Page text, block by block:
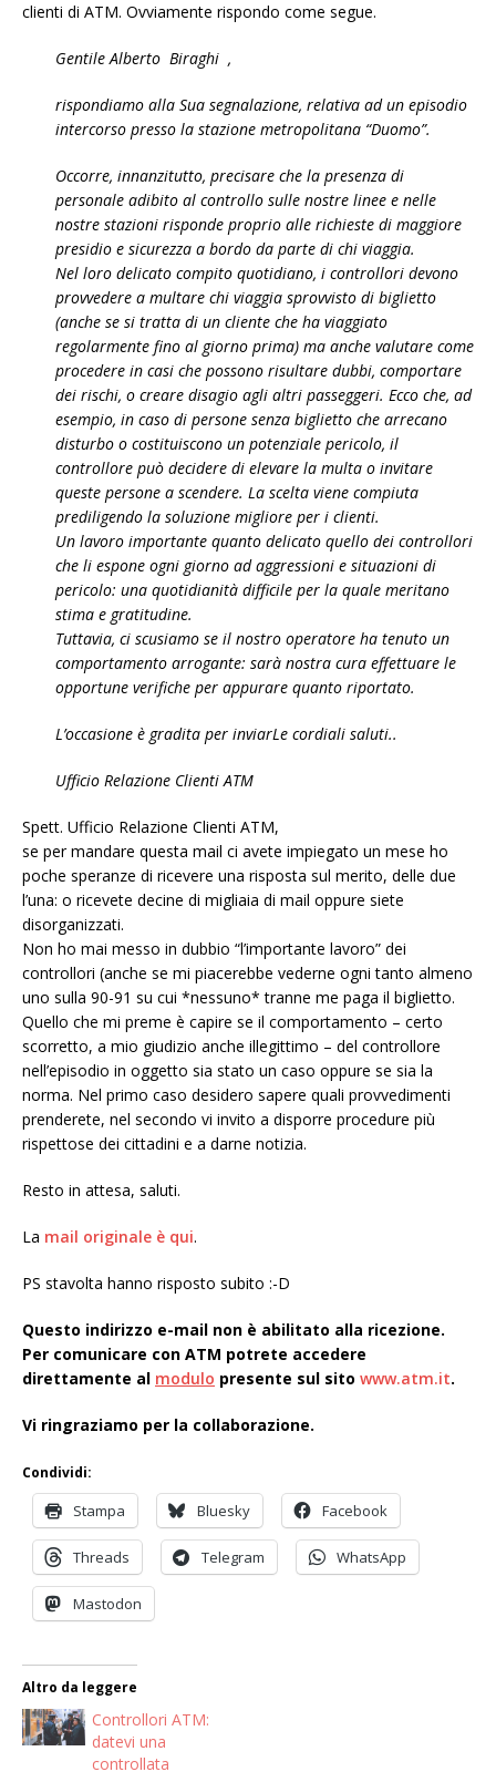
clienti di ATM. Ovviamente rispondo come segue.
Gentile Alberto Biraghi ,
rispondiamo alla Sua segnalazione, relativa ad un episodio
intercorso presso la stazione metropolitana “Duomo”.
Occorre, innanzitutto, precisare che la presenza di
personale adibito al controllo sulle nostre linee e nelle
nostre stazioni risponde proprio alle richieste di maggiore
presidio e sicurezza a bordo da parte di chi viaggia.
Nel loro delicato compito quotidiano, i controllori devono
provvedere a multare chi viaggia sprovvisto di biglietto
(anche se si tratta di un cliente che ha viaggiato
regolarmente fino al giorno prima) ma anche valutare come
procedere in casi che possono risultare dubbi, comportare
dei rischi, o creare disagio agli altri passeggeri. Ecco che, ad
esempio, in caso di persone senza biglietto che arrecano
disturbo o costituiscono un potenziale pericolo, il
controllore può decidere di elevare la multa o invitare
queste persone a scendere. La scelta viene compiuta
prediligendo la soluzione migliore per i clienti.
Un lavoro importante quanto delicato quello dei controllori
che li espone ogni giorno ad aggressioni e situazioni di
pericolo: una quotidianità difficile per la quale meritano
stima e gratitudine.
Tuttavia, ci scusiamo se il nostro operatore ha tenuto un
comportamento arrogante: sarà nostra cura effettuare le
opportune verifiche per appurare quanto riportato.
L’occasione è gradita per inviarLe cordiali saluti..
Ufficio Relazione Clienti ATM
Spett. Ufficio Relazione Clienti ATM,
se per mandare questa mail ci avete impiegato un mese ho
poche speranze di ricevere una risposta sul merito, delle due
l’una: o ricevete decine di migliaia di mail oppure siete
disorganizzati.
Non ho mai messo in dubbio “l’importante lavoro” dei
controllori (anche se mi piacerebbe vederne ogni tanto almeno
uno sulla 90-91 su cui *nessuno* tranne me paga il biglietto.
Quello che mi preme è capire se il comportamento – certo
scorretto, a mio giudizio anche illegittimo – del controllore
nell’episodio in oggetto sia stato un caso oppure se sia la
norma. Nel primo caso desidero sapere quali provvedimenti
prenderete, nel secondo vi invito a disporre procedure più
rispettose dei cittadini e a darne notizia.
Resto in attesa, saluti.
La mail originale è qui.
PS stavolta hanno risposto subito :-D
Questo indirizzo e-mail non è abilitato alla ricezione.
Per comunicare con ATM potrete accedere
direttamente al modulo presente sul sito www.atm.it.
Vi ringraziamo per la collaborazione.
Condividi:
Stampa Bluesky Facebook
Threads Telegram WhatsApp
Mastodon
Altro da leggere
Controllori ATM:
datevi una
controllata